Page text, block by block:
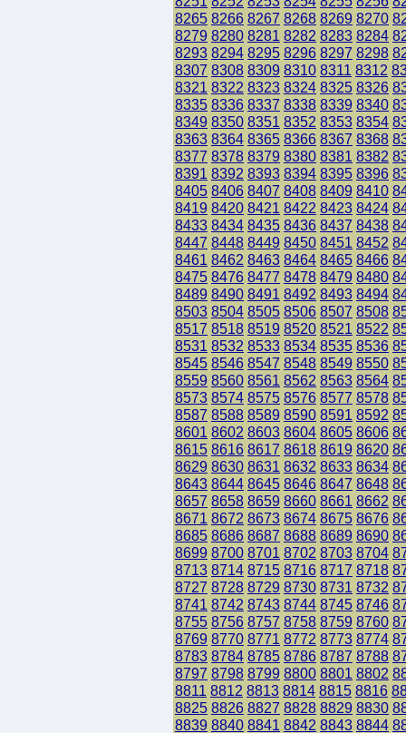
8265 8266 8267 8268 8269 8270
8279 8280 8281 8282 8283 8284
8293 8294 8295 8296 8297 8298
8307 8308 8309 8310 8311 8312
8321 8322 8323 8324 8325 8326
8335 8336 8337 8338 8339 8340
8349 8350 8351 8352 8353 8354
8363 8364 8365 8366 8367 8368
8377 8378 8379 8380 8381 8382
8391 8392 8393 8394 8395 8396
8405 8406 8407 8408 8409 8410
8419 8420 8421 8422 8423 8424
8433 8434 8435 8436 8437 8438
8447 8448 8449 8450 8451 8452
8461 8462 8463 8464 8465 8466
8475 8476 8477 8478 8479 8480
8489 8490 8491 8492 8493 8494
8503 8504 8505 8506 8507 8508
8517 8518 8519 8520 8521 8522
8531 8532 8533 8534 8535 8536
8545 8546 8547 8548 8549 8550
8559 8560 8561 8562 8563 8564
8573 8574 8575 8576 8577 8578
8587 8588 8589 8590 8591 8592
8601 8602 8603 8604 8605 8606
8615 8616 8617 8618 8619 8620
8629 8630 8631 8632 8633 8634
8643 8644 8645 8646 8647 8648
8657 8658 8659 8660 8661 8662
8671 8672 8673 8674 8675 8676
8685 8686 8687 8688 8689 8690
8699 8700 8701 8702 8703 8704
8713 8714 8715 8716 8717 8718
8727 8728 8729 8730 8731 8732
8741 8742 8743 8744 8745 8746
8755 8756 8757 8758 8759 8760
8769 8770 8771 8772 8773 8774
8783 8784 8785 8786 8787 8788
8797 8798 8799 8800 8801 8802
8811 8812 8813 8814 8815 8816
8825 8826 8827 8828 8829 8830
8839 8840 8841 8842 8843 8844